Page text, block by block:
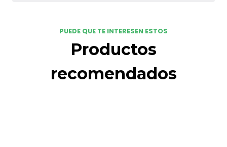
PUEDE QUE TE INTERESEN ESTOS
Productos
recomendados